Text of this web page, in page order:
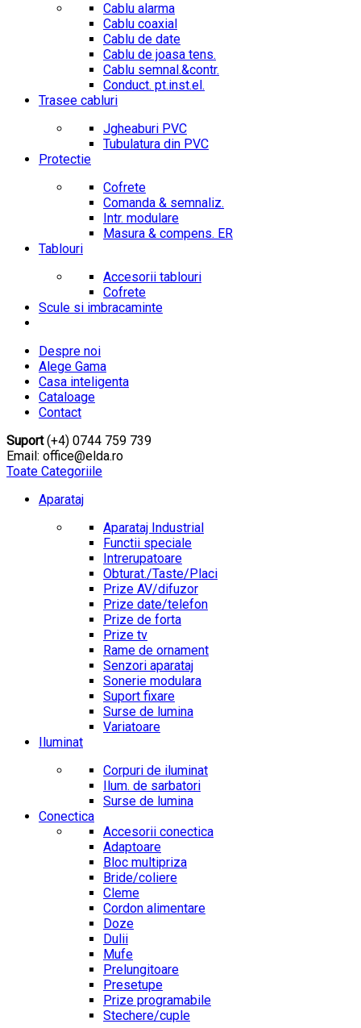
Cablu alarma
Cablu coaxial
Cablu de date
Cablu de joasa tens.
Cablu semnal.&contr.
Conduct. pt.inst.el.
Trasee cabluri
Jgheaburi PVC
Tubulatura din PVC
Protectie
Cofrete
Comanda & semnaliz.
Intr. modulare
Masura & compens. ER
Tablouri
Accesorii tablouri
Cofrete
Scule si imbracaminte
Despre noi
Alege Gama
Casa inteligenta
Cataloage
Contact
Suport(+4) 0744 759 739
Email: office@elda.ro
Toate Categoriile
Aparataj
Aparataj Industrial
Functii speciale
Intrerupatoare
Obturat./Taste/Placi
Prize AV/difuzor
Prize date/telefon
Prize de forta
Prize tv
Rame de ornament
Senzori aparataj
Sonerie modulara
Suport fixare
Surse de lumina
Variatoare
Iluminat
Corpuri de iluminat
Ilum. de sarbatori
Surse de lumina
Conectica
Accesorii conectica
Adaptoare
Bloc multipriza
Bride/coliere
Cleme
Cordon alimentare
Doze
Dulii
Mufe
Prelungitoare
Presetupe
Prize programabile
Stechere/cuple